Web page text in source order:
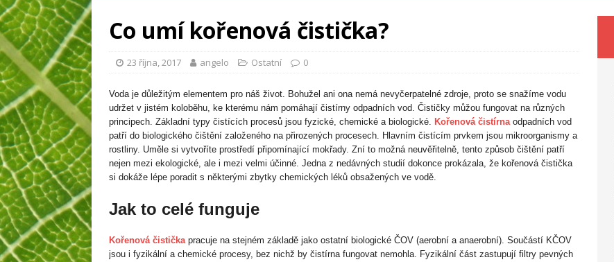
Co umí kořenová čistička?
23 října, 2017 angelo Ostatní 0
Voda je důležitým elementem pro náš život. Bohužel ani ona nemá nevyčerpatelné zdroje, proto se snažíme vodu
udržet v jistém koloběhu, ke kterému nám pomáhají čistírny odpadních vod. Čističky můžou fungovat na různých
principech. Základní typy čistících procesů jsou fyzické, chemické a biologické. Kořenová čistírnaodpadních vod
patří do biologického čištění založeného na přirozených procesech. Hlavním čistícím prvkem jsou mikroorganismy a
rostliny. Uměle si vytvoříte prostředí připomínající mokřady. Zní to možná neuvěřitelně, tento způsob čištění patří
nejen mezi ekologické, ale i mezi velmi účinné. Jedna z nedávných studií dokonce prokázala, že kořenová čistička
si dokáže lépe poradit s některými zbytky chemických léků obsažených ve vodě.
Jak to celé funguje
Kořenová čističkapracuje na stejném základě jako ostatní biologické ČOV (aerobní a anaerobní). Součástí KČOV
jsou i fyzikální a chemické procesy, bez nichž by čistírna fungovat nemohla. Fyzikální část zastupují filtry pevných